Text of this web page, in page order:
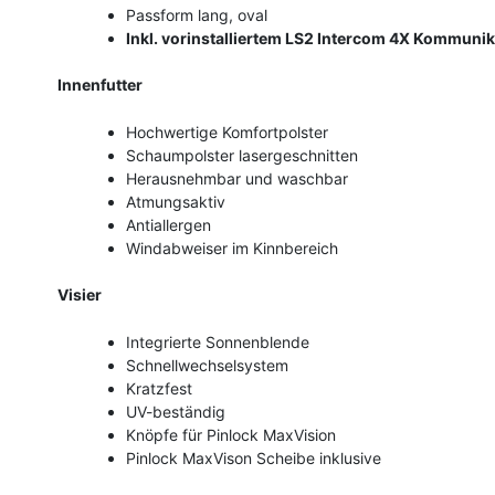
Passform lang, oval
Inkl. vorinstalliertem LS2 Intercom 4X
Innenfutter
Hochwertige Komfortpolster
Schaumpolster lasergeschnitten
Herausnehmbar und waschbar
Atmungsaktiv
Antiallergen
Windabweiser im Kinnbereich
Visier
Integrierte Sonnenblende
Schnellwechselsystem
Kratzfest
UV-beständig
Knöpfe für Pinlock MaxVision
Pinlock MaxVison Scheibe inklusive